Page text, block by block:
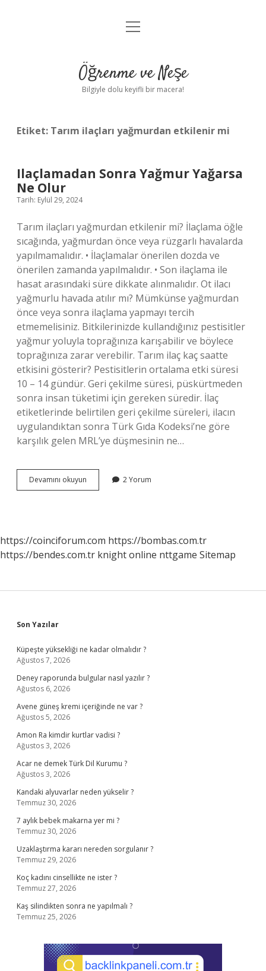
Anasayfa
Yasal Uyarı
menüyü
Öğrenme ve Neşe
Bilgiyle dolu keyifli bir macera!
Etiket: Tarım ilaçları yağmurdan etkilenir mi
Ilaçlamadan Sonra Yağmur Yağarsa
Ne Olur
Tarih: Eylül 29, 2024
Tarım ilaçları yağmurdan etkilenir mi? İlaçlama öğle
sıcağında, yağmurdan önce veya rüzgarlı havalarda
yapılmamalıdır. • İlaçlamalar önerilen dozda ve
önerilen zamanda yapılmalıdır. • Son ilaçlama ile
hasat arasındaki süre dikkate alınmalıdır. Ot ilacı
yağmurlu havada atılır mı? Mümkünse yağmurdan
önce veya sonra ilaçlama yapmayı tercih
etmemelisiniz. Bitkilerinizde kullandığınız pestisitler
yağmur yoluyla toprağınıza karışabilir ve böylece
toprağınıza zarar verebilir. Tarım ilaç kaç saatte
etkisini gösterir? Pestisitlerin ortalama etki süresi
10 – 14 gündür. Geri çekilme süresi, püskürtmeden
sonra insan tüketimi için gereken süredir. İlaç
etiketlerinde belirtilen geri çekilme süreleri, ilacın
uygulandıktan sonra Türk Gıda Kodeksi’ne göre
karşılık gelen MRL’ye düşmesinin ne…
Devamını okuyun Ilaçlamadan
Sonra
2 Yorum
https://coinciforum.com https://bombas.com.tr
https://bendes.com.tr knight online nttgame Sitemap
Sidebar
Son Yazılar
Küpeşte yüksekliği ne kadar olmalıdır ?
Ağustos 7, 2026
Deney raporunda bulgular nasıl yazılır ?
Ağustos 6, 2026
Avene güneş kremi içeriğinde ne var ?
Ağustos 5, 2026
Amon Ra kimdir kurtlar vadisi ?
Ağustos 3, 2026
Acar ne demek Türk Dil Kurumu ?
Ağustos 3, 2026
Kandaki alyuvarlar neden yükselir ?
Temmuz 30, 2026
7 aylık bebek makarna yer mi ?
Temmuz 30, 2026
Uzaklaştırma kararı nereden sorgulanır ?
Temmuz 29, 2026
Koç kadını cinsellikte ne ister ?
Temmuz 27, 2026
Kaş silindikten sonra ne yapılmalı ?
Temmuz 25, 2026